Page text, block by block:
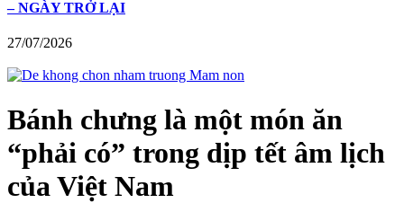
– NGÀY TRỞ LẠI
27/07/2026
Bánh chưng là một món ăn
“phải có” trong dịp tết âm lịch
của Việt Nam